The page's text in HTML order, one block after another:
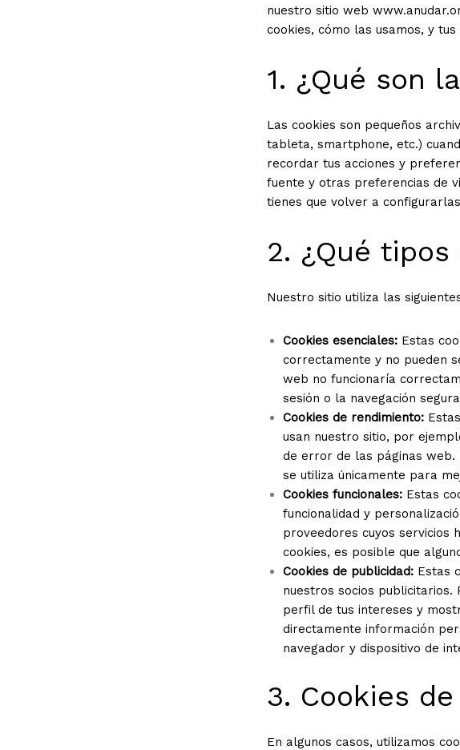
nuestro sitio web
cookies, cómo las usamos, y
1. ¿Qué son
Las cookies son pequeños
tableta, smartphone, etc.)
recordar tus acciones y
fuente y otras preferencias de
tienes que volver a
2. ¿Qué
Nuestro sitio utiliza las
Cookies esenciales: Estas
correctamente y no pueden
web no funcionaría
sesión o la navegación
Cookies de rendimiento:
usan nuestro sitio, por
de error de las páginas web.
se utiliza únicamente para
Cookies funcionales: Estas
funcionalidad y
proveedores cuyos servicios
cookies, es posible que
Cookies de publicidad: Estas
nuestros socios
perfil de tus intereses y
directamente información
navegador y dispositivo de
3. Cookies
En algunos casos, utilizamos